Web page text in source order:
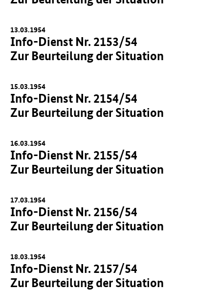
13.03.1954
Info-Dienst Nr. 2153/54
Zur Beurteilung der Situation
15.03.1954
Info-Dienst Nr. 2154/54
Zur Beurteilung der Situation
16.03.1954
Info-Dienst Nr. 2155/54
Zur Beurteilung der Situation
17.03.1954
Info-Dienst Nr. 2156/54
Zur Beurteilung der Situation
18.03.1954
Info-Dienst Nr. 2157/54
Zur Beurteilung der Situation